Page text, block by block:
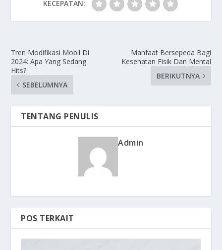
KECEPATAN:
Tren Modifikasi Mobil Di
2024: Apa Yang Sedang
Hits?
SEBELUMNYA
Manfaat Bersepeda Bagi
Kesehatan Fisik Dan Mental
BERIKUTNYA
TENTANG PENULIS
Admin
POS TERKAIT